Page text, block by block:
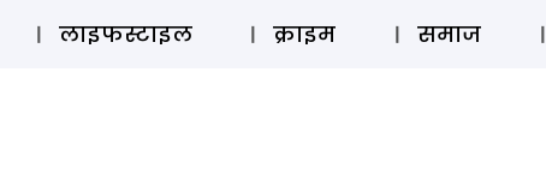
ऑडियो स्टोरी लॉग इन
लाइफस्टाइल क्राइम समाज